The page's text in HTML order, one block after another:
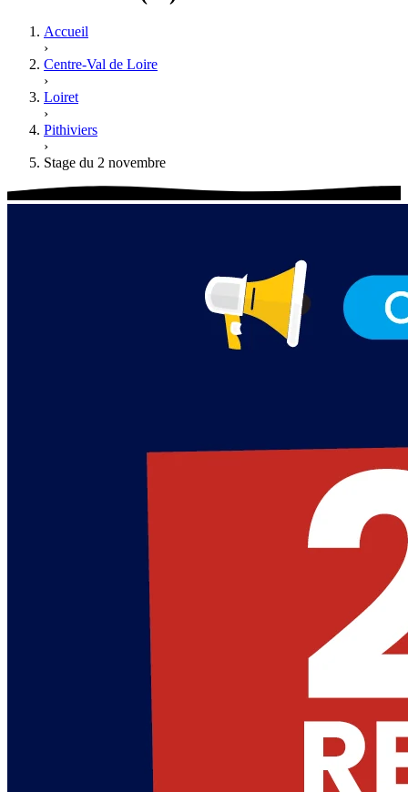
Accueil
›
Centre-Val de Loire
›
Loiret
›
Pithiviers
›
Stage du 2 novembre